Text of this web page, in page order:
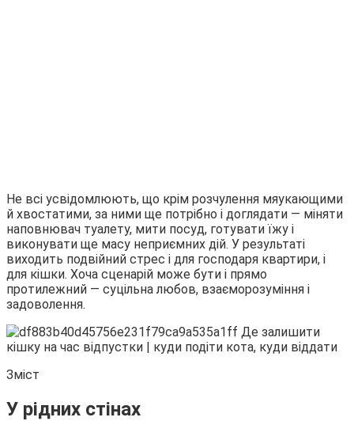
Не всі усвідомлюють, що крім розчулення мяукающими
й хвостатими, за ними ще потрібно і доглядати — міняти
наповнювач туалету, мити посуд, готувати їжу і
виконувати ще масу неприємних дій. У результаті
виходить подвійний стрес і для господаря квартири, і
для кішки. Хоча сценарій може бути і прямо
протилежний — суцільна любов, взаєморозуміння і
задоволення.
Зміст
У рідних стінах